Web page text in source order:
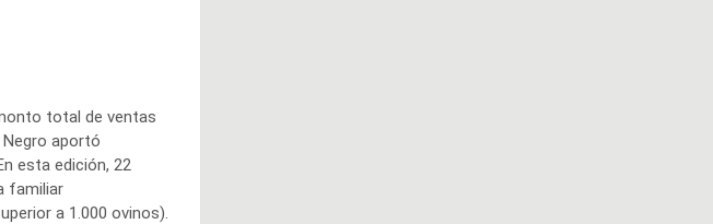
total de ventas
aportó
esta edición, 22
familiar
a 1.000 ovinos).